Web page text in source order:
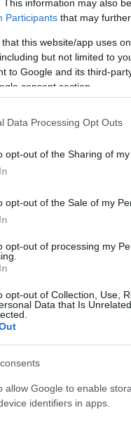
This information may also
Participants that may
that this website/app uses
but not limited to
to Google and its third-
consent section.
Data Processing Opt Outs
opt-out of the Sharing of my
opt-out of the Sale of my
opt-out of processing my
opt-out of Collection, Use,
Data that Is
allow Google to enable
identifiers in apps.
για
είχε κερδίσει την
στην τοπική
Μάστορη ειπώθηκε
τελέστηκε
τον συνόδευσαν
συγκίνηση.